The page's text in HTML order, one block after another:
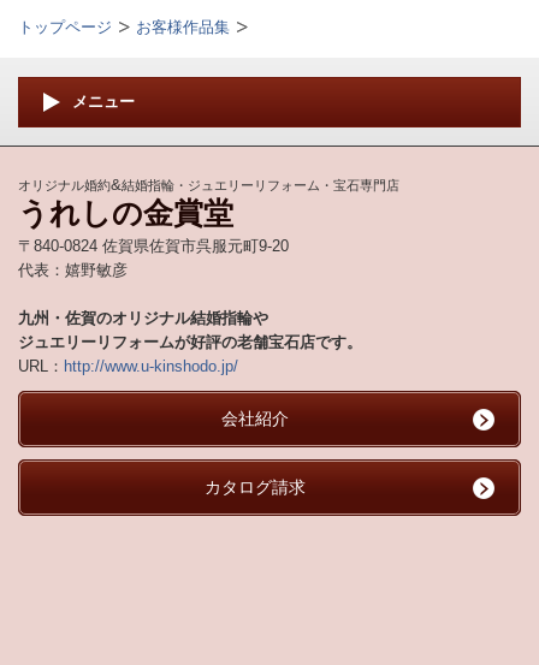
トップページ お客様作品集
メニュー
オリジナル婚約&結婚指輪・ジュエリーリフォーム・宝石専門店
うれしの金賞堂
〒840-0824 佐賀県佐賀市呉服元町9-20
代表：嬉野敏彦
九州・佐賀のオリジナル結婚指輪や
ジュエリーリフォームが好評の老舗宝石店です。
URL： http://www.u-kinshodo.jp/
会社紹介
カタログ請求